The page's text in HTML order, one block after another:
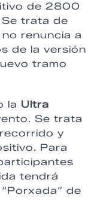
de 2800
trata de
renuncia a
de la versión
tramo
la Ultra
Se trata
y
Para
tendrá
de